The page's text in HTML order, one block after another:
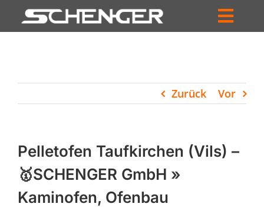
Inhalt
HÄNDLERSUCHE
UNTERNEHMEN
PROFIL
Zurück Vor
Pelletofen Taufkirchen (Vils) –
🥇SCHENGER GmbH »
Kaminofen, Ofenbau